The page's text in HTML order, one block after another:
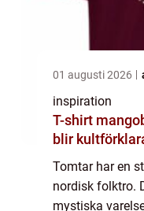
01 augusti 2026
inspiration
T-shirt mangobeard när
blir
Tomtar har en
nordisk folktro.
mystiska